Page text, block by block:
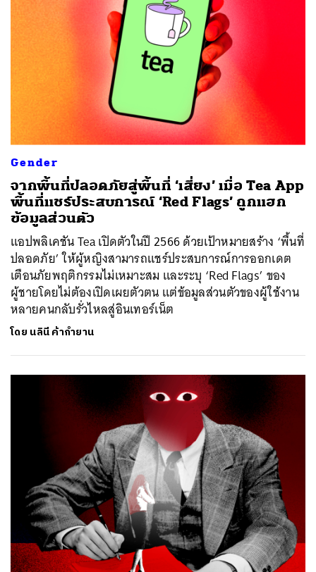
Gender
จากพื้นที่ปลอดภัยสู่พื้นที่ ‘เสี่ยง’ เมื่อ Tea App
พื้นที่แชร์ประสบการณ์ ‘Red Flags’ ถูกแฮก
ข้อมูลส่วนตัว
แอปพลิเคชัน Tea เปิดตัวในปี 2566 ด้วยเป้าหมายสร้าง ‘พื้นที่
ปลอดภัย’ ให้ผู้หญิงสามารถแชร์ประสบการณ์การออกเดต
เตือนภัยพฤติกรรมไม่เหมาะสม และระบุ ‘Red Flags’ ของ
ผู้ชายโดยไม่ต้องเปิดเผยตัวตน แต่ข้อมูลส่วนตัวของผู้ใช้งาน
หลายคนกลับรั่วไหลสู่อินเทอร์เน็ต
โดย นลินี ค้ากำยาน